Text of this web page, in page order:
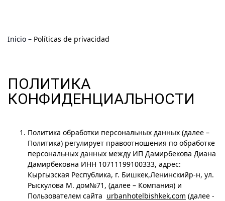
Inicio – Políticas de privacidad
ПОЛИТИКА
КОНФИДЕНЦИАЛЬНОСТИ
Политика обработки персональных данных (далее –
Политика) регулирует правоотношения по обработке
персональных данных между ИП Дамирбекова Диана
Дамирбековна ИНН 10711199100333, адрес:
Кыргызская Республика, г. Бишкек,Ленинскийр-н, ул.
Рыскулова М. дом№71, (далее – Компания) и
Пользователем сайта urbanhotelbishkek.com (далее -